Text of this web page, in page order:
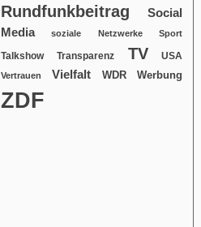
Rundfunkbeitrag
Social
Media
soziale Netzwerke Sport
Talkshow Transparenz TV USA
Vertrauen Vielfalt WDR Werbung
ZDF